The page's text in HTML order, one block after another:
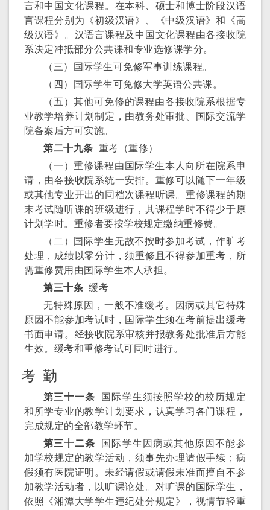
言和中国文化课程。在本科、硕士和博士阶段汉语
言课程分别为《初级汉语》、《中级汉语》和《高
级汉语》。汉语言课程及中国文化课程由各接收院
系决定冲抵部分公共课和专业选修课学分。
（三）国际学生可免修军事训练课程。
（四）国际学生可免修大学英语公共课。
（五）其他可免修的课程由各接收院系根据专
业教学培养计划制定，由教务处审批、国际交流学
院备案后方可实施。
第二十九条 重考（重修）
（一）重修课程由国际学生本人向所在院系申
请，由各接收院系统一安排。重修可以随下一年级
或其他专业开出的同档次课程听课。重修课程的期
末考试随听课的班级进行，其课程学时不得少于原
计划学时。重修者要按学校规定缴纳重修费。
（二）国际学生无故不按时参加考试，作旷考
处理，成绩以零分计，须重修且不得参加重考，所
需重修费用由国际学生本人承担。
第三十条 缓考
无特殊原因，一般不准缓考。因病或其它特殊
原因不能参加考试时，国际学生须在考前提出缓考
书面申请。经接收院系审核并报教务处批准后方能
生效。缓考和重修考试可同时进行。
考 勤
第三十一条 国际学生须按照学校的校历规定
和所学专业的教学计划要求，认真学习各门课程，
完成规定的全部教学环节。
第三十二条 国际学生因病或其他原因不能参
加学校规定的教学活动，须事先办理请假手续；病
假须有医院证明。未经请假或请假未准而擅自不参
加教学活动者，以旷课论处。对旷课的国际学生，
依照《湘潭大学学生违纪处分规定》，视情节轻重